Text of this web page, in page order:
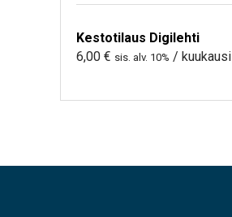
Kestotilaus Digilehti
6,00 € sis. alv. 10% / kuukausi